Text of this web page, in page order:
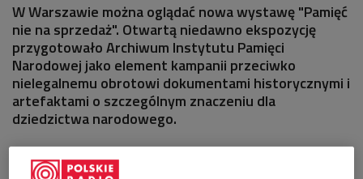
W Warszawie można oglądać nowa wystawę "Pamięć
nie na sprzedaż". Otwartą niedawno ekspozycję
przygotowało Archiwum Instytutu Pamięci
Narodowej jako element kampanii przeciwko
nielegalnemu obrotowi dokumentami historycznymi i
artefaktami o szczególnym znaczeniu dla
dziedzictwa narodowego.